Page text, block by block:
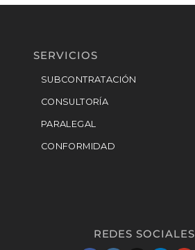
SERVICIOS
SUBCONTRATACIÓN
CONSULTORÍA
PARALEGAL
CONFORMIDAD
REDES SOCIALES